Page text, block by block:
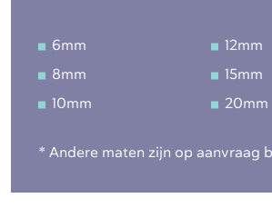
6mm
8mm
10mm
12mm
15mm
20mm
* Andere maten zijn op aanvraag